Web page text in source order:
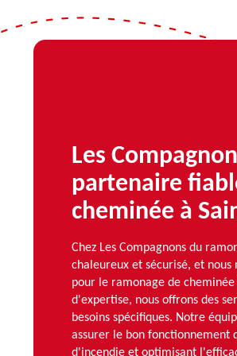
Les
partenaire
cheminée à
Chez Les Compagnons du
chaleureux et sécurisé, et
pour le ramonage de
d'expertise, nous offrons des
besoins spécifiques. Notre
assurer le bon fonctionnement
d'incendie et optimisant